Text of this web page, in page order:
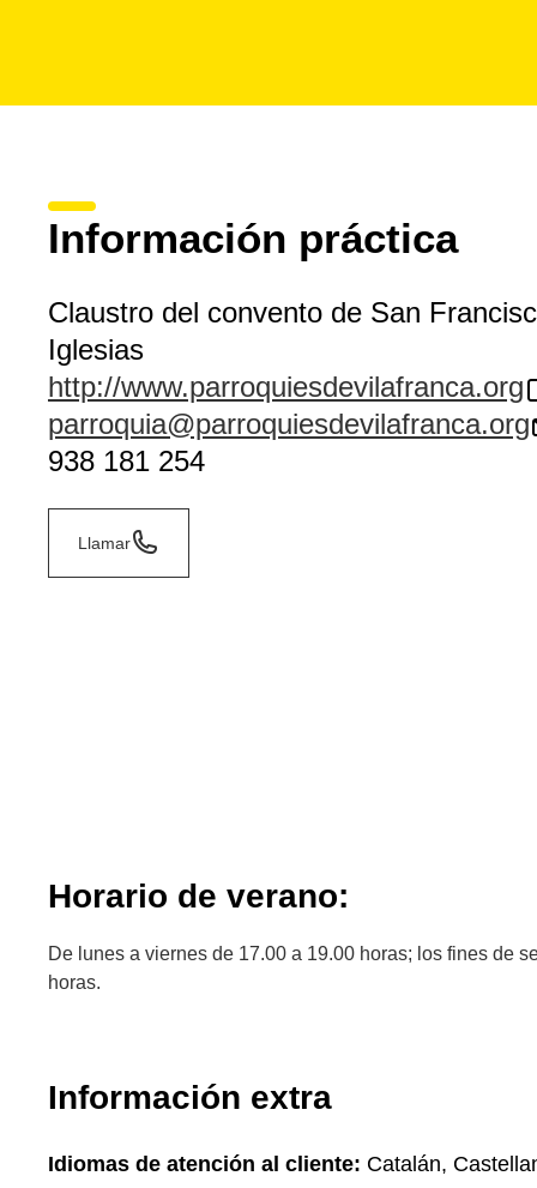
Información práctica
Claustro del convento de San
Iglesias
http://www.parroquiesdevilafranca.org
parroquia@parroquiesdevilafranca.org
938 181 254
Llamar
Horario de verano:
De lunes a viernes de 17.00 a 19.00 horas; los fines de
horas.
Información extra
Idiomas de atención al cliente: Catalán,